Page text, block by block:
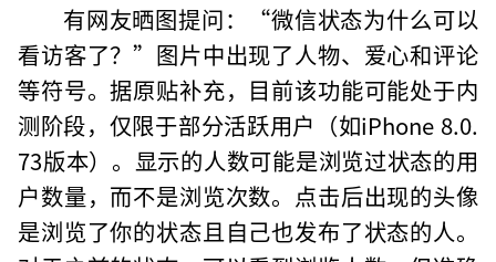
有网友晒图提问：“微信状态为什么可以
看访客了？”图片中出现了人物、爱心和评论
等符号。据原贴补充，目前该功能可能处于内
测阶段，仅限于部分活跃用户（如iPhone 8.0.
73版本）。显示的人数可能是浏览过状态的用
户数量，而不是浏览次数。点击后出现的头像
是浏览了你的状态且自己也发布了状态的人。